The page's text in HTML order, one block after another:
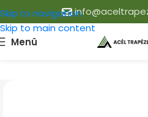
Skip to navigation
Skip to main content
Menü